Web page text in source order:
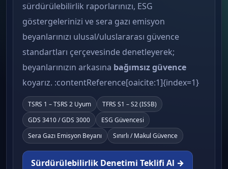
sürdürülebilirlik raporlarınızı, ESG
göstergelerinizi ve sera gazı emisyon
beyanlarınızı ulusal/uluslararası güvence
standartları çerçevesinde denetleyerek;
beyanlarınızın arkasına bağımsız güvence
koyarız. :contentReference[oaicite:1]{index=1}
TSRS 1 – TSRS 2 Uyum
TFRS S1 – S2 (ISSB)
GDS 3410 / GDS 3000
ESG Güvencesi
Sera Gazı Emisyon Beyanı
Sınırlı / Makul Güvence
Sürdürülebilirlik Denetimi Teklifi Al →